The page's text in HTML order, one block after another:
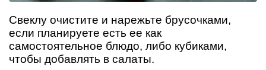
Свеклу очистите и нарежьте брусочками,
если планируете есть ее как
самостоятельное блюдо, либо кубиками,
чтобы добавлять в салаты.